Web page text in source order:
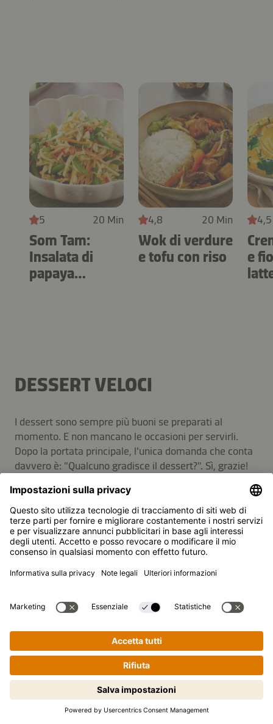
5 20 Min
Som Tam:
Insalata di
papaya
4,8 20 Min
Wok di verdure
e tofu con riso
4,5
e
DESSERT VELOCI
I dessert sono sempre più buoni se preparati al
momento. E non mancano le occasioni per servirli.
Dopo la portata principale, l'unica domanda che conta
davvero è: "Qualcuno gradisce il dessert?". Sì, grazie!
importanti, gli ospiti attendono con ansia un dolce
come gran finale . E, quando entra in gioco Kikkoman,
la sorpresa è ancora più dolce: pensa a sapori ricchi e
complessi, dove il dolce incontra il salato. Una
combinazione che stupirà di sicuro ogni buongustaio a
tavola.
Ti piacerebbe ricevere
aggiornamenti su curiosità,
deliziose ricette e intriganti
concorsi?
Vai alla newsletter